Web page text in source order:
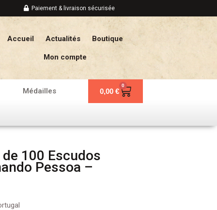
Paiement & livraison sécurisée
Accueil Actualités Boutique
Mon compte
Médailles 0,00 €
0
Panier
de 100 Escudos
Pessoa –